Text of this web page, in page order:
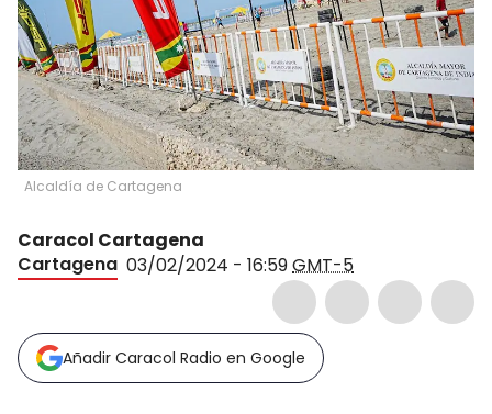
Alcaldía de Cartagena
Caracol Cartagena
Cartagena 03/02/2024 - 16:59GMT-5
Añadir Caracol Radio en Google